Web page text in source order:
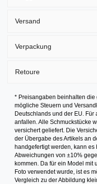
Versand
Verpackung
Retoure
* Preisangaben beinhalten die
mögliche Steuern und
Deutschlands und der EU.
anfallen. Alle Schmuckstücke
versichert geliefert. Die
der Übergabe des Artikels an
handgefertigt werden, kann
Abweichungen von ±10%
kommen. Da für ein Model mit
Foto verwendet wurde, ist es
Vergleich zu der Abbildung